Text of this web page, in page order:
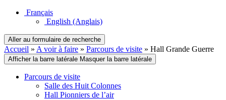
Français
English (Anglais)
Aller au formulaire de recherche
Accueil » A voir à faire » Parcours de visite » Hall Grande Guerre
Afficher la barre latérale Masquer la barre latérale
Parcours de visite
Salle des Huit Colonnes
Hall Pionniers de l’air